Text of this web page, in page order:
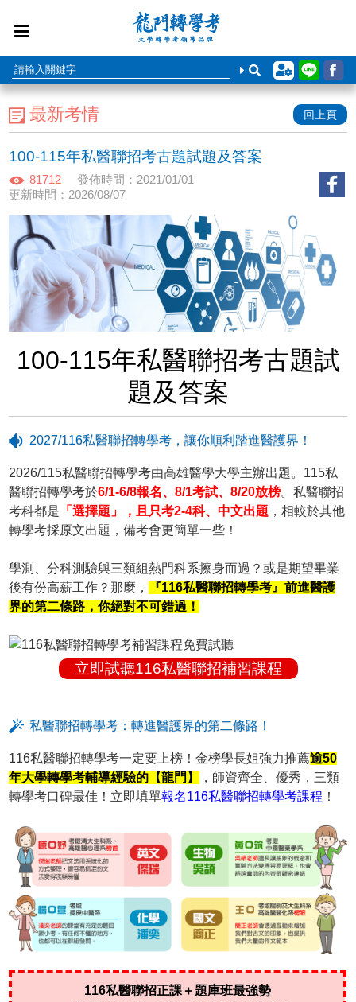
最新考情 回上頁
100-115年私醫聯招考古題試題及答案
81712
發佈時間：2021/01/01
更新時間：2026/08/07
100-115年私醫聯招考古題試
題及答案
2027/116私醫聯招轉學考，讓你順利踏進醫護界！
2026/115私醫聯招轉學考由高雄醫學大學主辦出題。115私
醫聯招轉學考於6/1-6/8報名、8/1考試、8/20放榜。私醫聯招
考科都是 「選擇題」，且只考2-4科、中文出題 ，相較於其他
轉學考採原文出題，備考會更簡單一些！
學測、分科測驗與三類組熱門科系擦身而過？或是期望畢業
後有份高薪工作？那麼，
『116私醫聯招轉學考』前進醫護
界的第二條路，你絕對不可錯過！
立即試聽116私醫聯招補習課程
私醫聯招轉學考：轉進醫護界的第二條路！
116私醫聯招轉學考一定要上榜！金榜學長姐強力推薦逾50
年大學轉學考輔導經驗的【龍門】
，師資齊全、優秀，三類
轉學考口碑最佳！立即填單報名116私醫聯招轉學考課程 ！
116私醫聯招正課＋題庫班最強勢